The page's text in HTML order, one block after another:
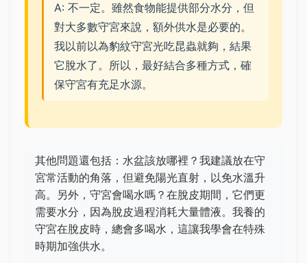
A: 不一定。雖然食物能提供部分水分，但
對大多數守宮來說，額外供水是必要的。
我以前以為豹紋守宮光吃昆蟲就夠，結果
它脫水了。所以，最好結合多種方式，確
保守宮有充足水源。
其他問題還包括：水盆該放哪裡？我建議放在守
宮常活動的角落，但避免陽光直射，以免水溫升
高。另外，守宮會喝水嗎？在脫皮期間，它們更
需要水分，因為脫皮過程消耗大量體液。我養的
守宮在脫皮時，總會多喝水，這讓我學會在特殊
時期加強供水。